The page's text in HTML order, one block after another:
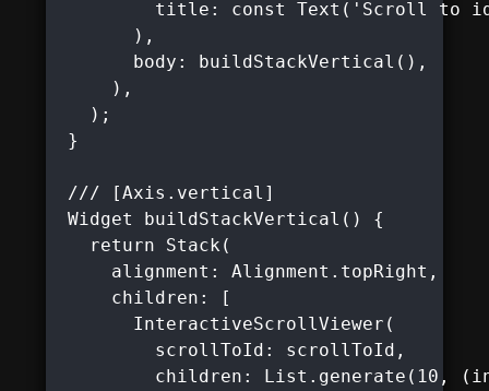
title: const Text('Scroll to
       ),
       body: buildStackVertical(),
     ),
   );
}
/// [Axis.vertical]
Widget buildStackVertical() {
   return Stack(
     alignment: Alignment.topRight,
     children: [
       InteractiveScrollViewer(
         scrollToId: scrollToId,
children: List.generate(10,